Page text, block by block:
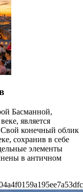
Басманной,
является
Свой конечный облик
сохранив в себе
элементы
в античном